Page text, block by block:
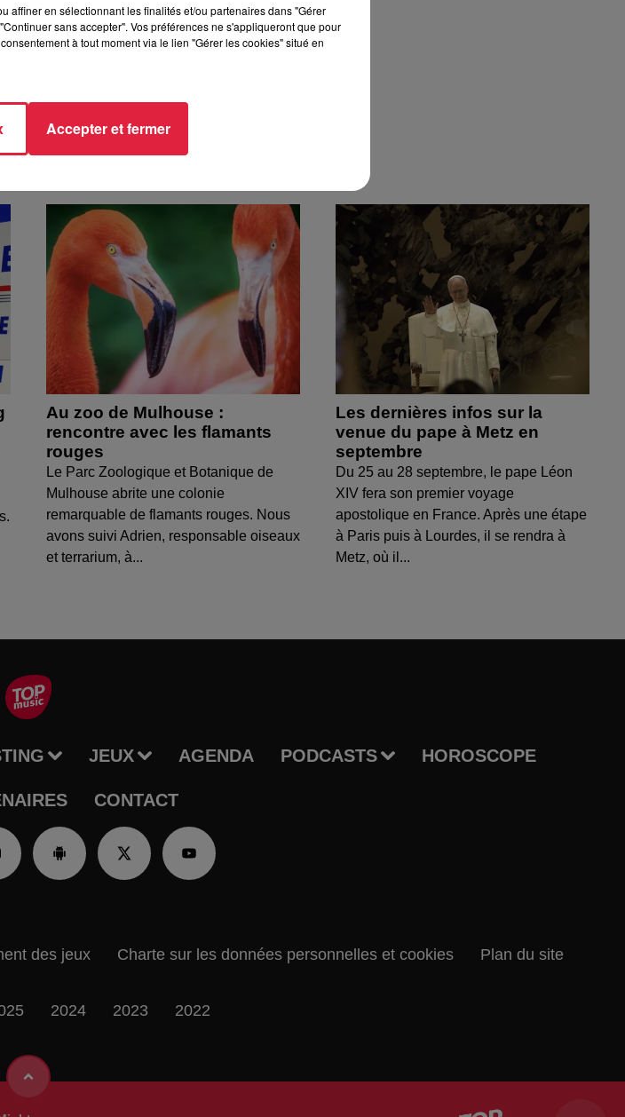
Au zoo de Mulhouse :
rencontre avec les flamants
rouges
Le Parc Zoologique et Botanique de
Mulhouse abrite une colonie
remarquable de flamants rouges. Nous
avons suivi Adrien, responsable oiseaux
et terrarium, à...
Les dernières infos sur la
venue du pape à Metz en
septembre
Du 25 au 28 septembre, le pape Léon
XIV fera son premier voyage
apostolique en France. Après une étape
à Paris puis à Lourdes, il se rendra à
Metz, où il...
JEUX AGENDA PODCASTS HOROSCOPE
CONTACT
des jeux Charte sur les données personnelles et cookies Plan du site
2024 2023 2022
affiner en sélectionnant les finalités et/ou partenaires dans "Gérer
sans accepter". Vos préférences ne s'appliqueront que pour
à tout moment via le lien "Gérer les cookies" situé en
Accepter et fermer